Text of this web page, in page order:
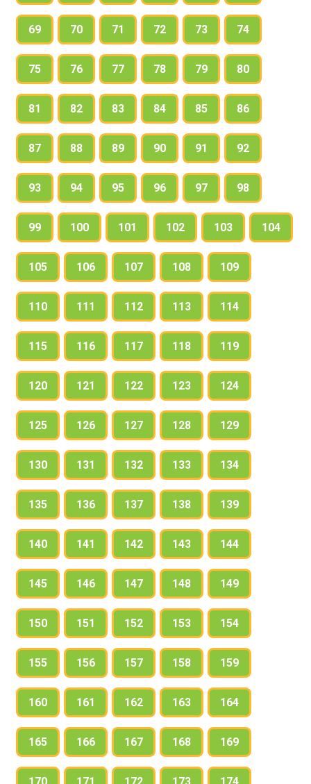
69 70 71 72 73 74
75 76 77 78 79 80
81 82 83 84 85 86
87 88 89 90 91 92
93 94 95 96 97 98
99 100 101 102 103 104
105 106 107 108 109
110 111 112 113 114
115 116 117 118 119
120 121 122 123 124
125 126 127 128 129
130 131 132 133 134
135 136 137 138 139
140 141 142 143 144
145 146 147 148 149
150 151 152 153 154
155 156 157 158 159
160 161 162 163 164
165 166 167 168 169
170 171 172 173 174